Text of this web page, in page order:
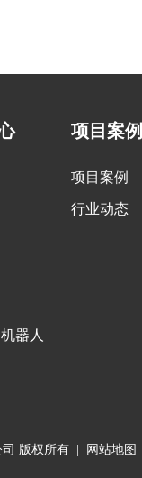
器人
项目案例
项目案例
行业动态
司 版权所有 | 网站地图